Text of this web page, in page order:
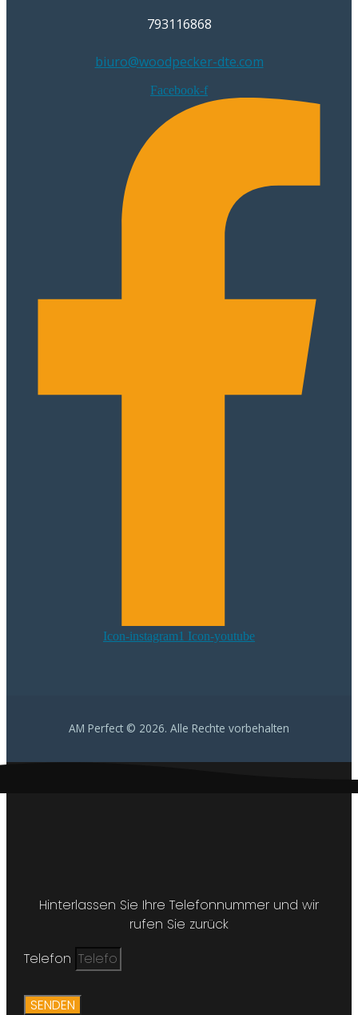
793116868
biuro@woodpecker-dte.com
Facebook-f
Icon-instagram1 Icon-youtube
AM Perfect © 2026. Alle Rechte vorbehalten
Hinterlassen Sie Ihre Telefonnummer und wir
rufen Sie zurück
Telefon
SENDEN